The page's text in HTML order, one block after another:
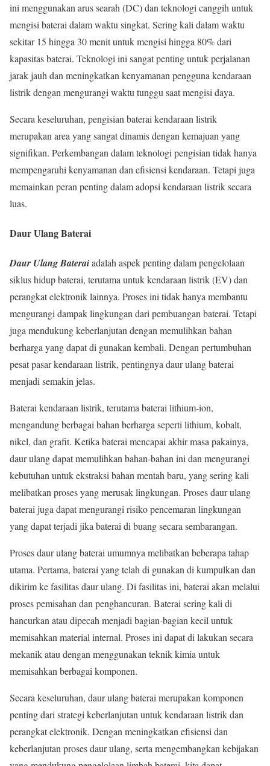
ini menggunakan arus searah (DC) dan teknologi canggih untuk
mengisi baterai dalam waktu singkat. Sering kali dalam waktu
sekitar 15 hingga 30 menit untuk mengisi hingga 80% dari
kapasitas baterai. Teknologi ini sangat penting untuk perjalanan
jarak jauh dan meningkatkan kenyamanan pengguna kendaraan
listrik dengan mengurangi waktu tunggu saat mengisi daya.
Secara keseluruhan, pengisian baterai kendaraan listrik
merupakan area yang sangat dinamis dengan kemajuan yang
signifikan. Perkembangan dalam teknologi pengisian tidak hanya
mempengaruhi kenyamanan dan efisiensi kendaraan. Tetapi juga
memainkan peran penting dalam adopsi kendaraan listrik secara
luas.
Daur Ulang Baterai
Daur Ulang Bateraiadalah aspek penting dalam pengelolaan
siklus hidup baterai, terutama untuk kendaraan listrik (EV) dan
perangkat elektronik lainnya. Proses ini tidak hanya membantu
mengurangi dampak lingkungan dari pembuangan baterai. Tetapi
juga mendukung keberlanjutan dengan memulihkan bahan
berharga yang dapat di gunakan kembali. Dengan pertumbuhan
pesat pasar kendaraan listrik, pentingnya daur ulang baterai
menjadi semakin jelas.
Baterai kendaraan listrik, terutama baterai lithium-ion,
mengandung berbagai bahan berharga seperti lithium, kobalt,
nikel, dan grafit. Ketika baterai mencapai akhir masa pakainya,
daur ulang dapat memulihkan bahan-bahan ini dan mengurangi
kebutuhan untuk ekstraksi bahan mentah baru, yang sering kali
melibatkan proses yang merusak lingkungan. Proses daur ulang
baterai juga dapat mengurangi risiko pencemaran lingkungan
yang dapat terjadi jika baterai di buang secara sembarangan.
Proses daur ulang baterai umumnya melibatkan beberapa tahap
utama. Pertama, baterai yang telah di gunakan di kumpulkan dan
dikirim ke fasilitas daur ulang. Di fasilitas ini, baterai akan melalui
proses pemisahan dan penghancuran. Baterai sering kali di
hancurkan atau dipecah menjadi bagian-bagian kecil untuk
memisahkan material internal. Proses ini dapat di lakukan secara
mekanik atau dengan menggunakan teknik kimia untuk
memisahkan berbagai komponen.
Secara keseluruhan, daur ulang baterai merupakan komponen
penting dari strategi keberlanjutan untuk kendaraan listrik dan
perangkat elektronik. Dengan meningkatkan efisiensi dan
keberlanjutan proses daur ulang, serta mengembangkan kebijakan